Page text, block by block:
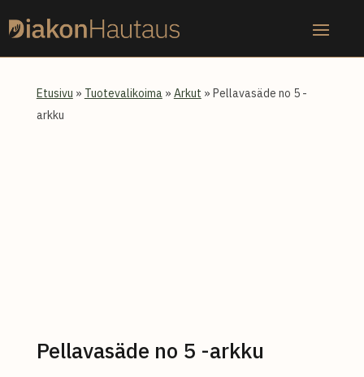
to
content
Etusivu » Tuotevalikoima» Arkut » Pellavasäde no 5 -
arkku
Pellavasäde no 5 -arkku